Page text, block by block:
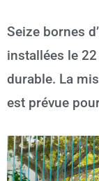
Seize bornes
installées le
durable. La
est prévue